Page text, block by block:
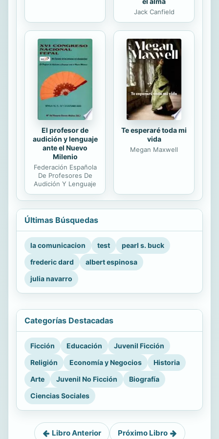
Jack Canfield
El profesor de
audición y lenguaje
ante el Nuevo
Milenio
Federación Española
De Profesores De
Audición Y Lenguaje
Te esperaré toda mi
vida
Megan Maxwell
Últimas Búsquedas
la comunicacion test
pearl s. buck
frederic dard
albert espinosa
julia navarro
Categorías Destacadas
Ficción Educación
Juvenil Ficción
Religión
Economía y Negocios
Historia
Arte
Juvenil No Ficción
Biografía
Ciencias Sociales
Libro Anterior Próximo Libro